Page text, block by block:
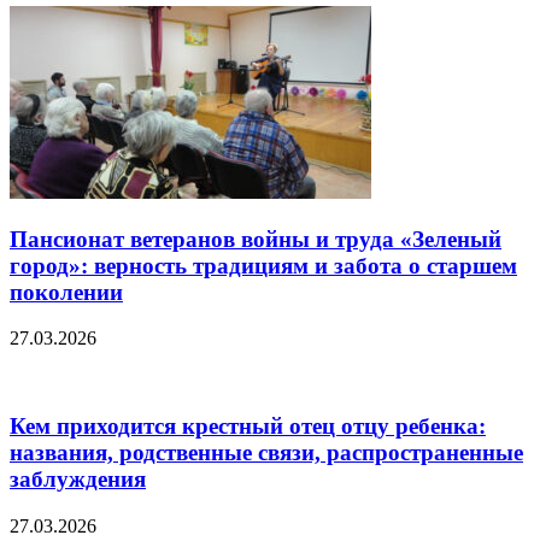
Пансионат ветеранов войны и труда «Зеленый
город»: верность традициям и забота о старшем
поколении
27.03.2026
Кем приходится крестный отец отцу ребенка:
названия, родственные связи, распространенные
заблуждения
27.03.2026